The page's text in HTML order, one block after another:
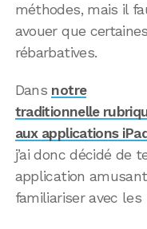
méthodes, mais il
avouer que
rébarbatives.
Dans notre
traditionnelle
aux applications
j’ai donc décidé de
application
familiariser avec les